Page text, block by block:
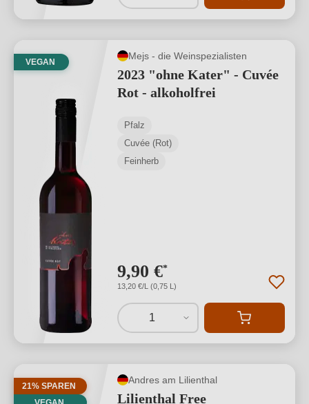
VEGAN
Mejs - die Weinspezialisten
2023 "ohne Kater" - Cuvée
Rot - alkoholfrei
Pfalz
Cuvée (Rot)
Feinherb
9,90 €*
13,20 €/L (0,75 L)
1
21% SPAREN
Andres am Lilienthal
Lilienthal Free